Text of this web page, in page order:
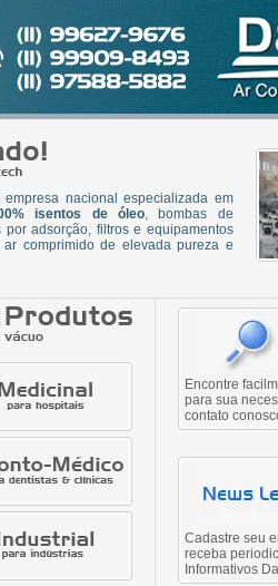
nacional especializada em
isentos de óleo, bombas de
por adsorção, filtros e equipamentos
comprimido de elevada pureza e
Encontre
para sua
contato
Cadastre seu
receba
Informativos